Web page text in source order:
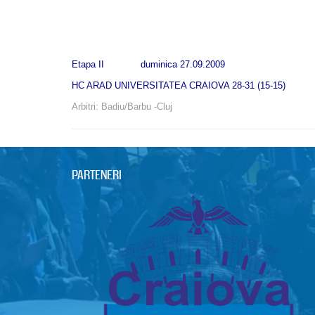
Etapa II duminica 27.09.2009
HC ARAD UNIVERSITATEA CRAIOVA 28-31 (15-15)
Arbitri: Badiu/Barbu -Cluj
PARTENERI